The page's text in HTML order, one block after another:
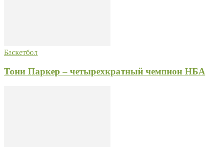
Баскетбол
Тони Паркер – четырехкратный чемпион НБА